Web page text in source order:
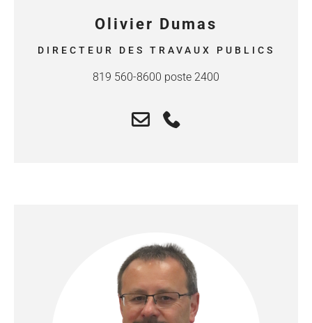
Olivier Dumas
DIRECTEUR DES TRAVAUX PUBLICS
819 560-8600 poste 2400